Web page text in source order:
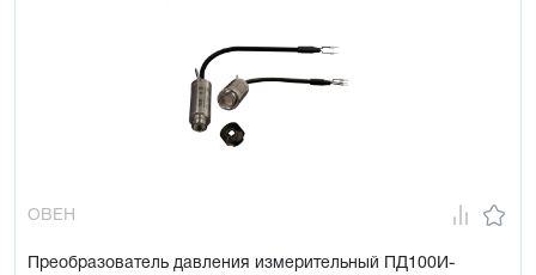
ОВЕН
Преобразователь давления измерительный ПД100И-